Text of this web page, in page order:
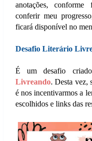
anotações,
conferir meu
ficará disponível no
Desafio Literário
É um desafio
Livreando. Desta vez,
é nos incentivarmos a
escolhidos e links das